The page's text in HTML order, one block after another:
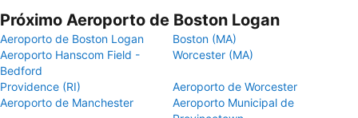
Próximo Aeroporto de Boston Logan
Aeroporto de Boston Logan
Boston (MA)
Aeroporto Hanscom Field -
Bedford
Worcester (MA)
Providence (RI)
Aeroporto de Worcester
Aeroporto de Manchester
Aeroporto Municipal de